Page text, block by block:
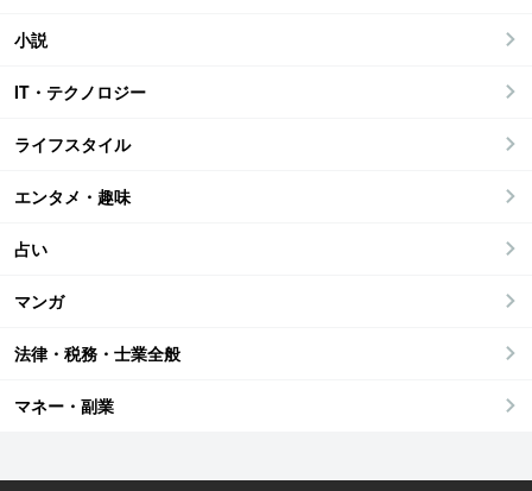
小説
IT・テクノロジー
ライフスタイル
エンタメ・趣味
占い
マンガ
法律・税務・士業全般
マネー・副業